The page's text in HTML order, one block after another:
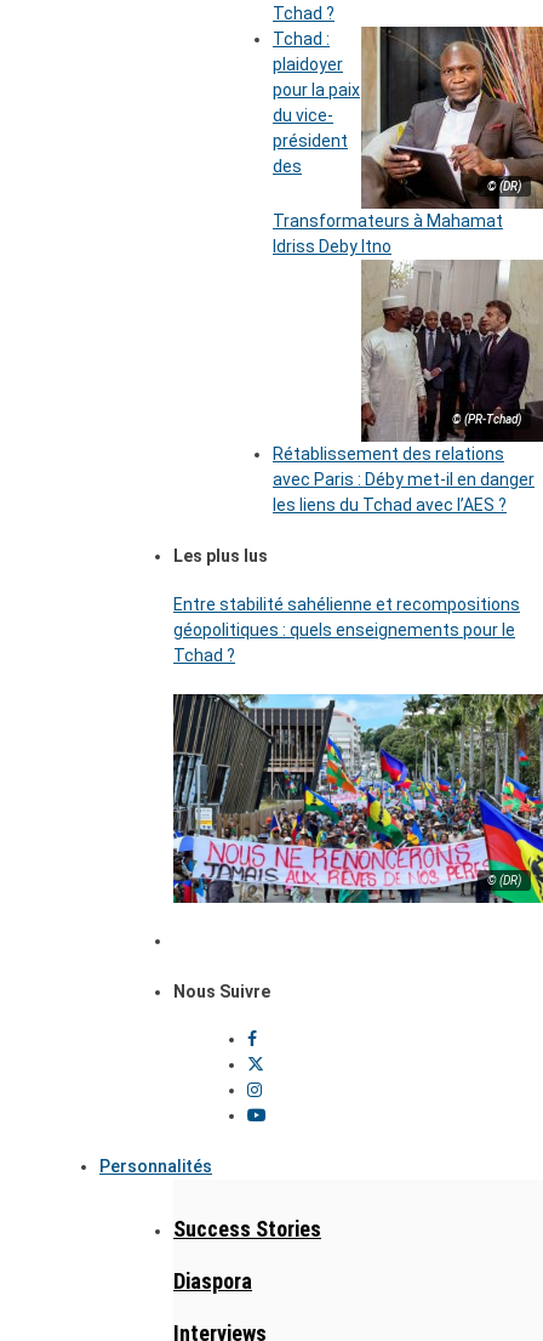
Tchad ?
© (DR)
Tchad :
plaidoyer
pour la paix
du vice-
président
des
Transformateurs à Mahamat
Idriss Deby Itno
© (PR-Tchad)
Rétablissement des relations
avec Paris : Déby met-il en danger
les liens du Tchad avec l’AES ?
Les plus lus
Entre stabilité sahélienne et recompositions
géopolitiques : quels enseignements pour le
Tchad ?
© (DR)
Nous Suivre
Personnalités
Success Stories
Diaspora
Interviews